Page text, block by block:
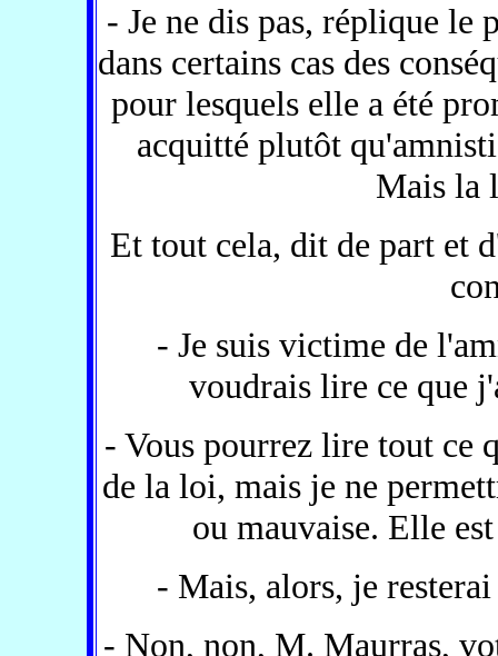
- Je ne dis pas, réplique le
dans certains cas des
pour lesquels elle a été
acquitté plutôt
Mais la
Et tout cela, dit de part et
- Je suis victime de
voudrais lire ce que
- Vous pourrez lire tout ce
de la loi, mais je ne
ou mauvaise. Elle
- Mais, alors, je
- Non, non, M. Maurras,